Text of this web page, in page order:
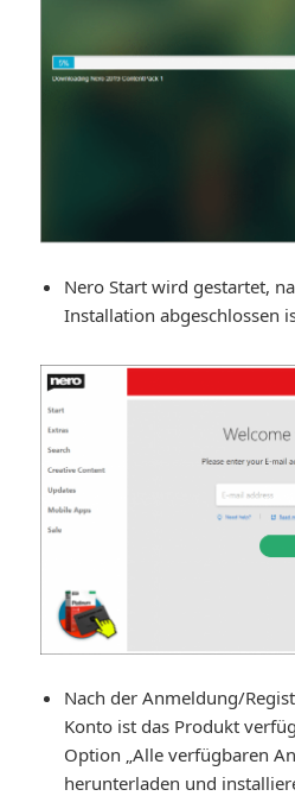
Nero Start wird gestartet,
Installation abgeschlossen
Nach der Anmeldung/
Konto ist das Produkt
Option „Alle verfügbaren
herunterladen und